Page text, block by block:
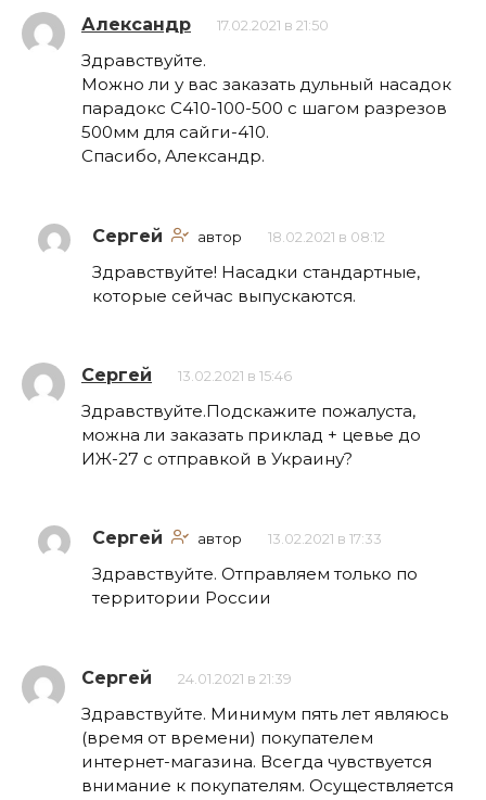
Александр 17.02.2021 в 21:50
Здравствуйте.
Можно ли у вас заказать дульный насадок
парадокс С410-100-500 с шагом разрезов
500мм для сайги-410.
Спасибо, Александр.
Сергей автор 18.02.2021 в 08:12
Здравствуйте! Насадки стандартные,
которые сейчас выпускаются.
Сергей 13.02.2021 в 15:46
Здравствуйте.Подскажите пожалуста,
можна ли заказать приклад + цевье до
ИЖ-27 с отправкой в Украину?
Сергей автор 13.02.2021 в 17:33
Здравствуйте. Отправляем только по
территории России
Сергей 24.01.2021 в 21:39
Здравствуйте. Минимум пять лет являюсь
(время от времени) покупателем
интернет-магазина. Всегда чувствуется
внимание к покупателям. Осуществляется